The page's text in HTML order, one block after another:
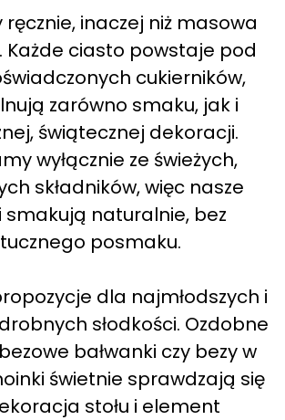
inaczej niż masowa
Każde ciasto powstaje pod
cukierników,
zarówno smaku, jak i
świątecznej dekoracji.
wyłącznie ze świeżych,
składników, więc nasze
smakują naturalnie, bez
posmaku.
dla najmłodszych i
słodkości. Ozdobne
bałwanki czy bezy w
świetnie sprawdzają się
stołu i element